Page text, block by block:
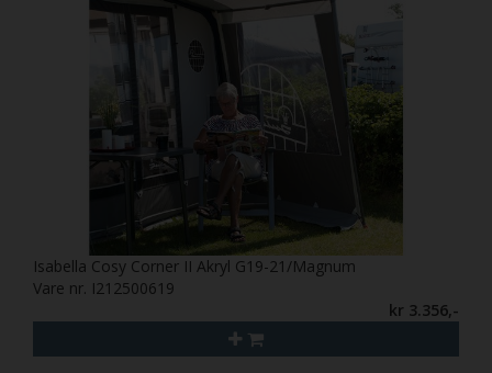
Isabella Cosy Corner II Akryl G19-21/Magnum
Vare nr. I212500619
kr 3.356,-